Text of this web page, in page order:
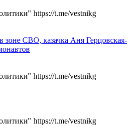
https://t.me/vestnikg
зоне СВО, казачка Аня Герцовская-
https://t.me/vestnikg
https://t.me/vestnikg